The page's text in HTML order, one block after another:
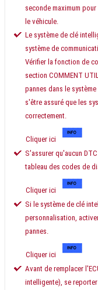
seconde maximum
le véhicule.
Le système de clé
système de
Vérifier la fonction de
section COMMENT
pannes dans le
s'être assuré que les
correctement.
Cliquer ici
S'assurer qu'aucun
tableau des codes de
Cliquer ici
Si le système de clé
personnalisation,
pannes.
Cliquer ici
Avant de remplacer
intelligente), se